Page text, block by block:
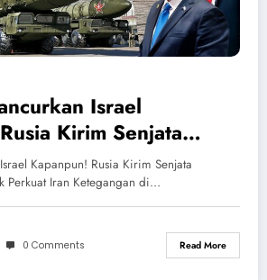
Israel
Kirim Senjata
Untuk Perkuat Iran
Kapanpun! Rusia Kirim Senjata
Perkuat Iran Ketegangan di…
0 Comments Read More